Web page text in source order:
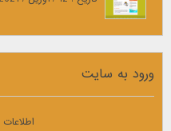
ورود به سایت
اطلاعات